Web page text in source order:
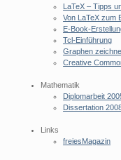
LaTeX – Tipps
Von LaTeX zum
E-Book-
Tcl-Einführung
Graphen
Creative
Mathematik
Diplomarbeit
Dissertation
Links
freiesMagazin